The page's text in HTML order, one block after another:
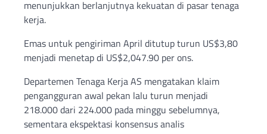
menunjukkan berlanjutnya kekuatan di pasar tenaga
kerja.
Emas untuk pengiriman April ditutup turun US$3,80
menjadi menetap di US$2,047.90 per ons.
Departemen Tenaga Kerja AS mengatakan klaim
pengangguran awal pekan lalu turun menjadi
218.000 dari 224.000 pada minggu sebelumnya,
sementara ekspektasi konsensus analis